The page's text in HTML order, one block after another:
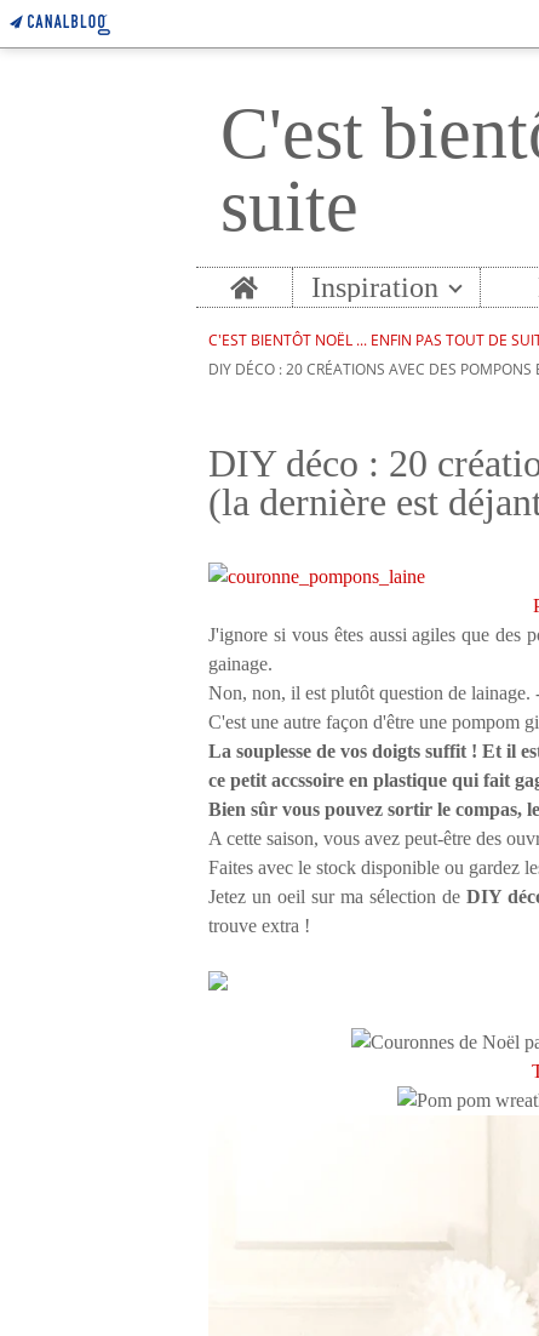
C'est
suite
Home Inspiration
C'EST BIENTÔT NOËL ... ENFIN PAS TOUT DE
DIY DÉCO : 20 CRÉATIONS AVEC DES POMPONS
DIY déco : 20
(la dernière est
J'ignore si vous êtes aussi agiles que
gainage.
Non, non, il est plutôt question de lainage.
C'est une autre façon d'être une pompom
La souplesse de vos doigts suffit ! Et il
ce petit accssoire en plastique qui fait
Bien sûr vous pouvez sortir le compas,
A cette saison, vous avez peut-être des
Faites avec le stock disponible ou gardez
Jetez un oeil sur ma sélection deDIY
trouve extra !